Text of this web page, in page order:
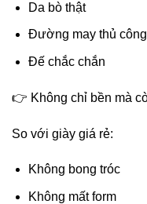
Da bò thật
Đường may thủ công
Đế chắc chắn
👉 Không chỉ bền mà
So với giày giá rẻ:
Không bong tróc
Không mất form